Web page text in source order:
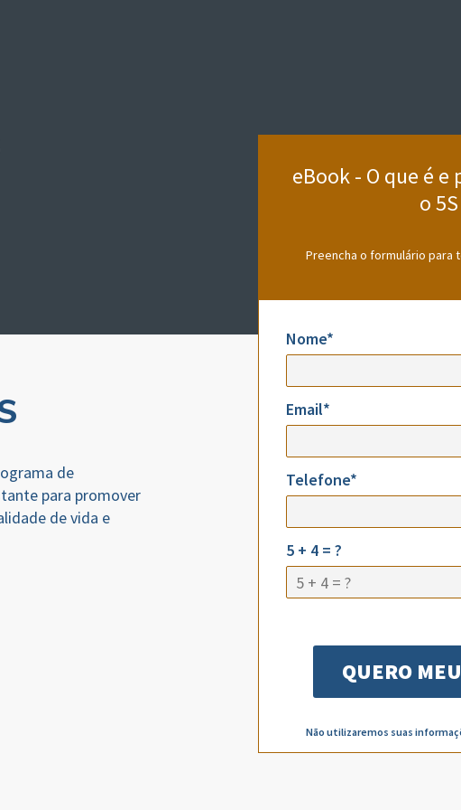
de
para promover
de vida e
eBook - O que é e
o 5S
Preencha o formulário para
Nome*
Email*
Telefone*
5 + 4 = ?
Não utilizaremos suas